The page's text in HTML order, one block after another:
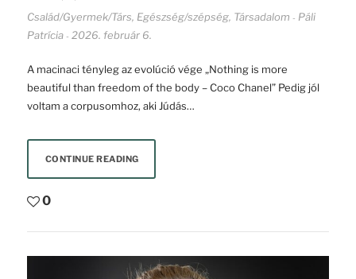
Család/Gyermek/Társ, Egészség/szépség, Társadalom - Páli
Patrícia - 2026. február 6.
A macinaci tényleg az evolúció vége „Nothing is more
beautiful than freedom of the body – Coco Chanel” Pedig jól
voltam a corpusomhoz, aki Júdás…
CONTINUE READING
0